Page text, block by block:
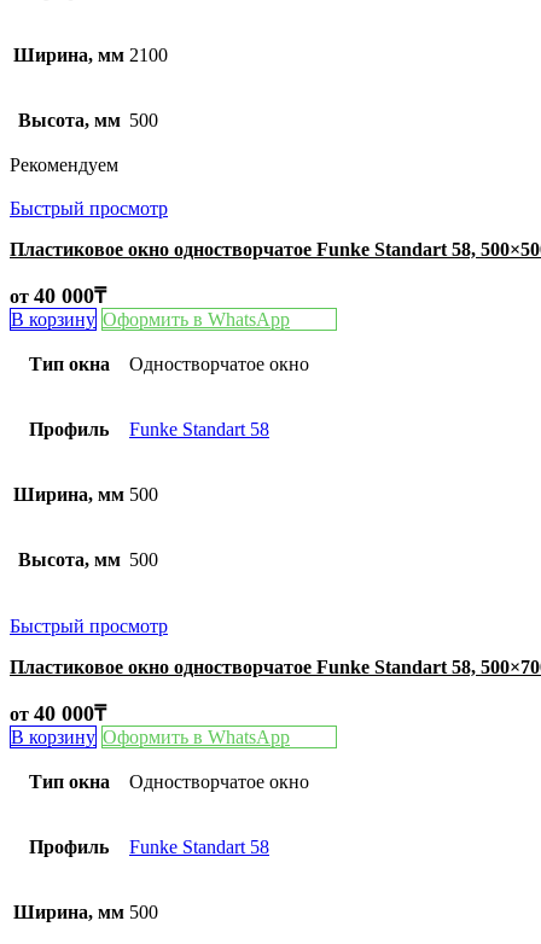
Ширина, мм 2100
Высота, мм 500
Рекомендуем
Быстрый просмотр
Пластиковое окно одностворчатое Funke Standart 58,
от 40 000₸
В корзину Оформить в WhatsApp
Тип окна Одностворчатое окно
Профиль Funke Standart 58
Ширина, мм 500
Высота, мм 500
Быстрый просмотр
Пластиковое окно одностворчатое Funke Standart 58,
от 40 000₸
В корзину Оформить в WhatsApp
Тип окна Одностворчатое окно
Профиль Funke Standart 58
Ширина, мм 500